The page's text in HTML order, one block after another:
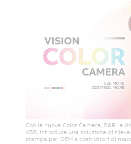
Con la nuova Color Camera, B&R, la
ABB, introduce una soluzione di
stampa per OEM e costruttori di